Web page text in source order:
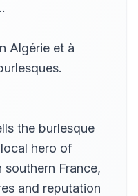
...
...
Algérie et à
the burlesque
hero of
France,
and reputation